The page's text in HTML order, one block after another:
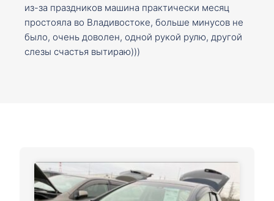
из-за праздников машина практически месяц
простояла во Владивостоке, больше минусов не
было, очень доволен, одной рукой рулю, другой
слезы счастья вытираю)))